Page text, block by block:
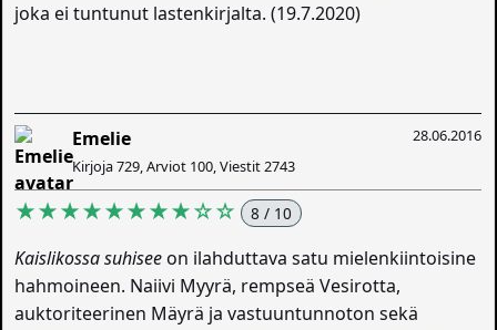
joka ei tuntunut lastenkirjalta. (19.7.2020)
28.06.2016
Emelie
Kirjoja 729, Arviot 100, Viestit 2743
★★★★★★★★☆☆ 8 / 10
Kaislikossa suhiseeon ilahduttava satu mielenkiintoisine
hahmoineen. Naiivi Myyrä, rempseä Vesirotta,
auktoriteerinen Mäyrä ja vastuuntunnoton sekä